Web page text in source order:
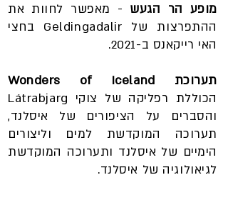
מופע הר הגעש - מאפשר לחוות את
ההתפרצות של Geldingadalir בחצי
האי רייקאנס ב-2021.
תערוכת Wonders of Iceland
הכוללת רפליקה של צוקי Látrabjarg
והסברים על הציפורים של איסלנד,
תערוכה המוקדשת למים וליצורים
הימיים של איסלנד ותערוכה המוקדשת
לגיאולוגיה של איסלנד.